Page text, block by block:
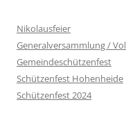
Nikolausfeier
Generalversammlung /
Gemeindeschützenfest
Schützenfest Hohenheide
Schützenfest 2024